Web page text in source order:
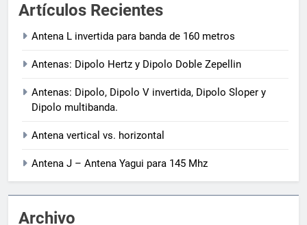
Artículos Recientes
Antena L invertida para banda de 160 metros
Antenas: Dipolo Hertz y Dipolo Doble Zepellin
Antenas: Dipolo, Dipolo V invertida, Dipolo Sloper y
Dipolo multibanda.
Antena vertical vs. horizontal
Antena J – Antena Yagui para 145 Mhz
Archivo